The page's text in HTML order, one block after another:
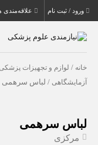
ورود / ثبت نام علاقه‌مندی
خانه / لوازم و تجهیزات پزشکی
آزمایشگاهی / لباس سرهمی
لباس سرهمی
مرکزی